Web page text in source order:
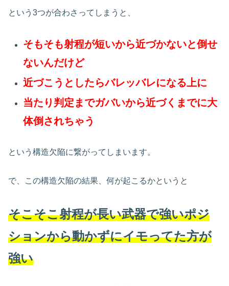
という3つが合わさってしまうと、
そもそも射程が短いから近づかないと倒せ
ないんだけど
近づこうとしたらバレッバレになる上に
当たり判定までガバいから近づくまでに大
体倒されちゃう
という構造欠陥に繋がってしまいます。
で、この構造欠陥の結果、何が起こるかというと
そこそこ射程が長い武器で強いポジ
ションから動かずにイモってた方が
強い